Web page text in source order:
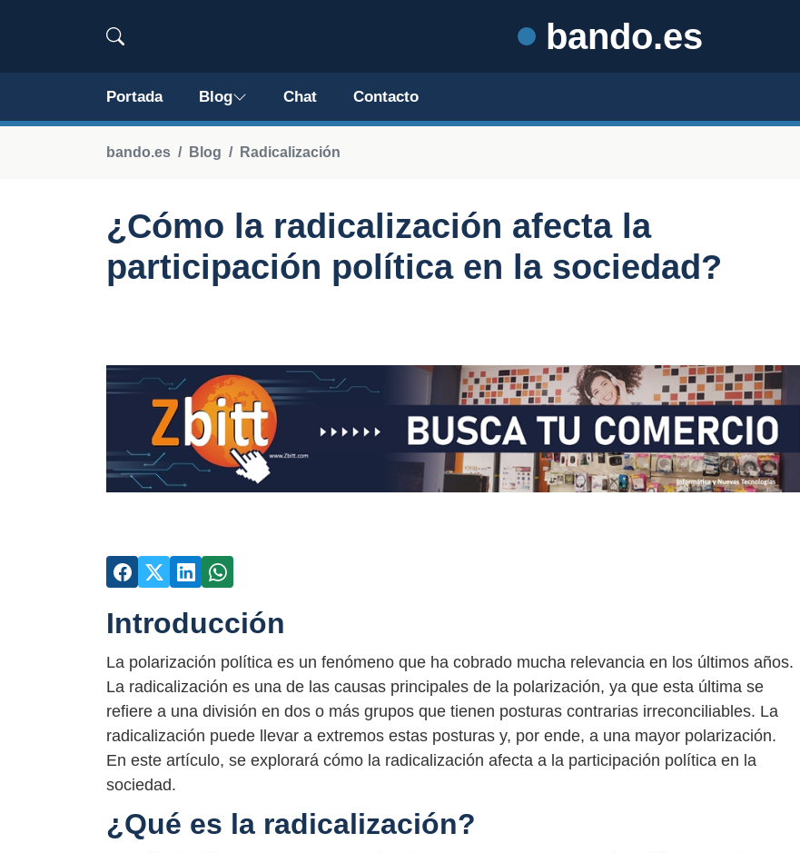
bando.es
Portada Blog Chat Contacto
bando.es Blog Radicalización
¿Cómo la radicalización afecta la
participación política en la sociedad?
Introducción
La polarización política es un fenómeno que ha cobrado mucha relevancia en los últimos años.
La radicalización es una de las causas principales de la polarización, ya que esta última se
refiere a una división en dos o más grupos que tienen posturas contrarias irreconciliables. La
radicalización puede llevar a extremos estas posturas y, por ende, a una mayor polarización.
En este artículo, se explorará cómo la radicalización afecta a la participación política en la
sociedad.
¿Qué es la radicalización?